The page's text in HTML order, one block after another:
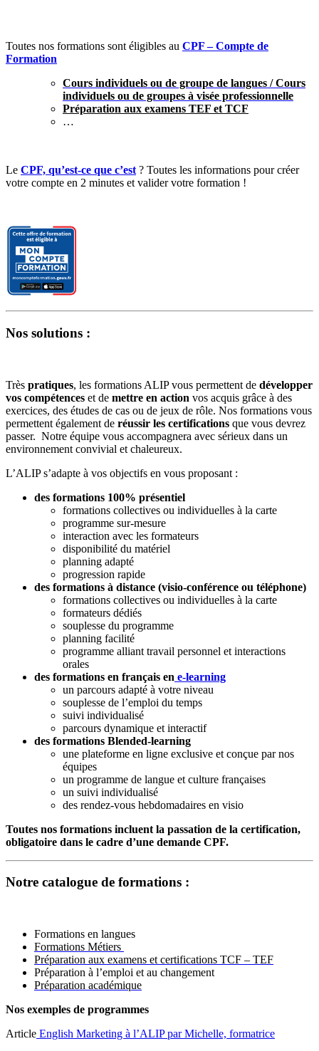
Toutes nos formations sont éligibles au CPF – Compte de
Formation
Cours individuels ou de groupe de langues / Cours
individuels ou de groupes à visée professionnelle
Préparation aux examens TEF et TCF
…
Le CPF, qu’est-ce que c’est ? Toutes les informations pour créer
votre compte en 2 minutes et valider votre formation !
Nos solutions :
Très pratiques, les formations ALIP vous permettent de développer
vos compétences et de mettre en action vos acquis grâce à des
exercices, des études de cas ou de jeux de rôle. Nos formations vous
permettent également de réussir les certifications que vous devrez
passer. Notre équipe vous accompagnera avec sérieux dans un
environnement convivial et chaleureux.
L’ALIP s’adapte à vos objectifs en vous proposant :
des formations 100% présentiel
formations collectives ou individuelles à la carte
programme sur-mesure
interaction avec les formateurs
disponibilité du matériel
planning adapté
progression rapide
des formations à distance (visio-conférence ou téléphone)
formations collectives ou individuelles à la carte
formateurs dédiés
souplesse du programme
planning facilité
programme alliant travail personnel et interactions
orales
des formations en français en e-learning
un parcours adapté à votre niveau
souplesse de l’emploi du temps
suivi individualisé
parcours dynamique et interactif
des formations Blended-learning
une plateforme en ligne exclusive et conçue par nos
équipes
un programme de langue et culture françaises
un suivi individualisé
des rendez-vous hebdomadaires en visio
Toutes nos formations incluent la passation de la certification,
obligatoire dans le cadre d’une demande CPF.
Notre catalogue de formations :
Formations en langues
Formations Métiers
Préparation aux examens et certifications TCF – TEF
Préparation à l’emploi et au changement
Préparation académique
Nos exemples de programmes
Article English Marketing à l’ALIP par Michelle, formatrice